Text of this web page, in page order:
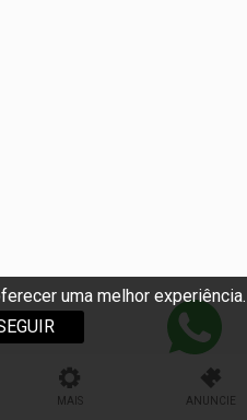
uma melhor experiência.
MAIS ANUNCIE